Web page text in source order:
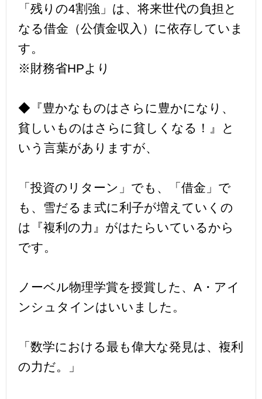
「残りの4割強」は、将来世代の負担と
なる借金（公債金収入）に依存していま
す。
※財務省HPより
◆『豊かなものはさらに豊かになり、
貧しいものはさらに貧しくなる！』と
いう言葉がありますが、
「投資のリターン」でも、「借金」で
も、雪だるま式に利子が増えていくの
は『複利の力』がはたらいているから
です。
ノーベル物理学賞を授賞した、A・アイ
ンシュタインはいいました。
「数学における最も偉大な発見は、複利
の力だ。」